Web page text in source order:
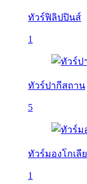
ทัวร์ฟิลิปปินส์
1
ทัวร์ปากีสถาน
5
ทัวร์มองโกเลีย
1